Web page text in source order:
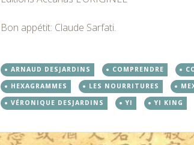
Bon appétit: Claude Sarfati.
ARNAUD DESJARDINS COMPRENDRE
HEXAGRAMMES
LES NOURRITURES
VÉRONIQUE DESJARDINS
YI YI KING